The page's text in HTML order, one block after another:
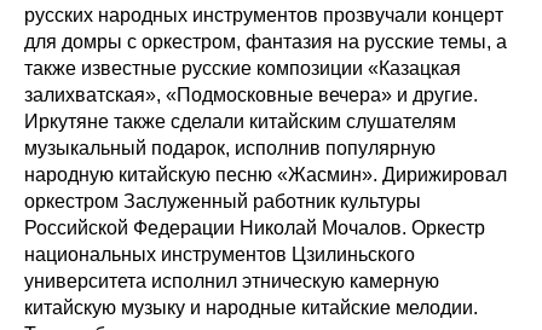
русских народных инструментов прозвучали концерт
для домры с оркестром, фантазия на русские темы, а
также известные русские композиции «Казацкая
залихватская», «Подмосковные вечера» и другие.
Иркутяне также сделали китайским слушателям
музыкальный подарок, исполнив популярную
народную китайскую песню «Жасмин». Дирижировал
оркестром Заслуженный работник культуры
Российской Федерации Николай Мочалов. Оркестр
национальных инструментов Цзилиньского
университета исполнил этническую камерную
китайскую музыку и народные китайские мелодии.